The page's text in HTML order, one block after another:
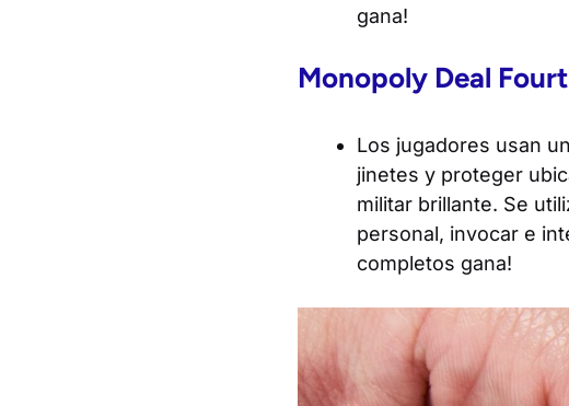
gana!
Monopoly Deal
Los jugadores usan
jinetes y proteger
militar brillante. Se
personal, invocar e
completos gana!